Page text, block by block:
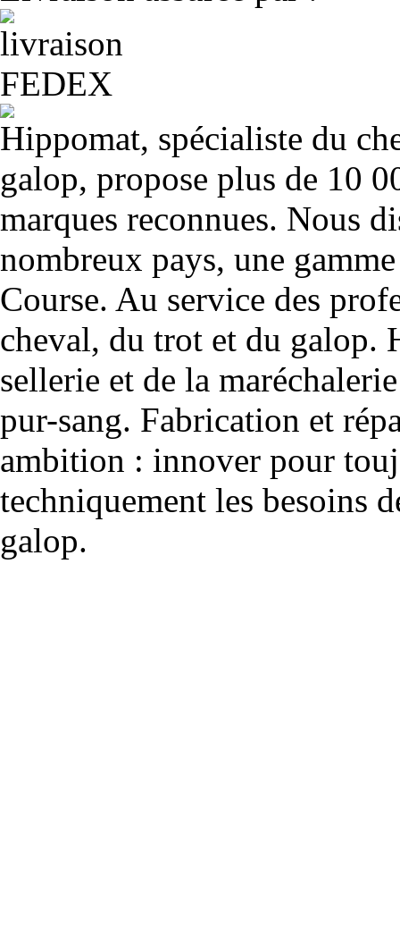
Hippomat, spécialiste du
galop, propose plus de 10
marques reconnues. Nous
nombreux pays, une
Course. Au service des
cheval, du trot et du galop.
sellerie et de la
pur-sang. Fabrication et
ambition : innover pour
techniquement les besoins
galop.